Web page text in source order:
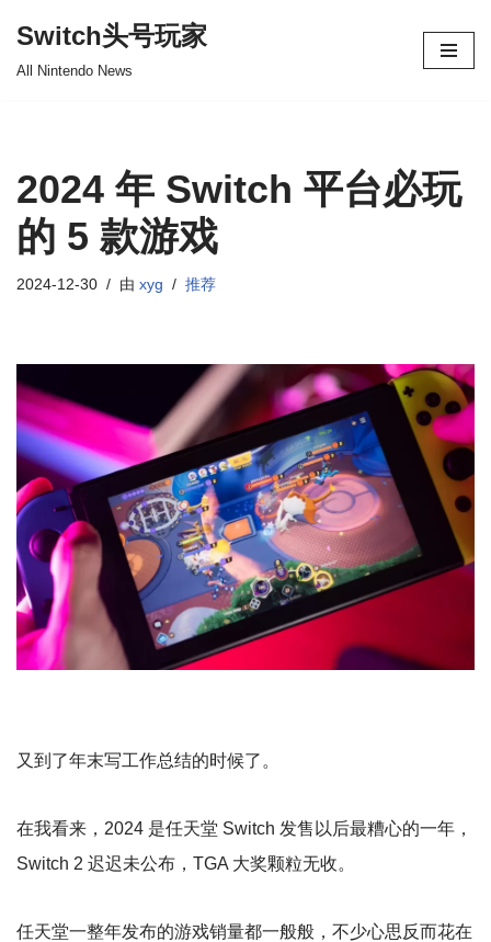
Switch头号玩家
All Nintendo News
2024 年 Switch 平台必玩
的 5 款游戏
2024-12-30 由 xyg 推荐
又到了年末写工作总结的时候了。
在我看来，2024 是任天堂 Switch 发售以后最糟心的一年，
Switch 2 迟迟未公布，TGA 大奖颗粒无收。
任天堂一整年发布的游戏销量都一般般，不少心思反而花在